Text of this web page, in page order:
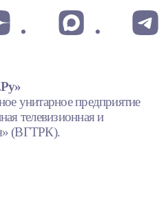
унитарное предприятие
телевизионная и
(ВГТРК).